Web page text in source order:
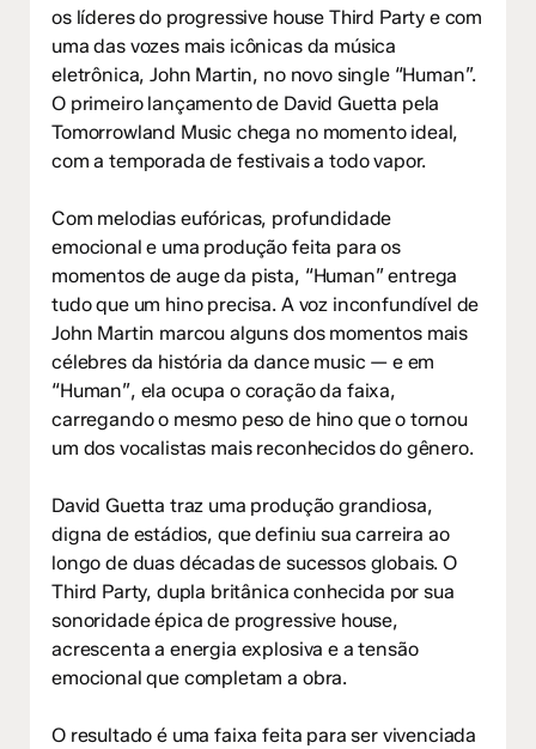
os líderes do progressive house Third Party e com
uma das vozes mais icônicas da música
eletrônica, John Martin, no novo single “Human”.
O primeiro lançamento de David Guetta pela
Tomorrowland Music chega no momento ideal,
com a temporada de festivais a todo vapor.
Com melodias eufóricas, profundidade
emocional e uma produção feita para os
momentos de auge da pista, “Human” entrega
tudo que um hino precisa. A voz inconfundível de
John Martin marcou alguns dos momentos mais
célebres da história da dance music — e em
“Human”, ela ocupa o coração da faixa,
carregando o mesmo peso de hino que o tornou
um dos vocalistas mais reconhecidos do gênero.
David Guetta traz uma produção grandiosa,
digna de estádios, que definiu sua carreira ao
longo de duas décadas de sucessos globais. O
Third Party, dupla britânica conhecida por sua
sonoridade épica de progressive house,
acrescenta a energia explosiva e a tensão
emocional que completam a obra.
O resultado é uma faixa feita para ser vivenciada